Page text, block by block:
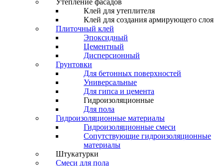
Утепление фасадов
Клей для утеплителя
Клей для создания армирующего слоя
Плиточный клей
Эпоксидный
Цементный
Дисперсионный
Грунтовки
Для бетонных поверхностей
Универсальные
Для гипса и цемента
Гидроизоляционные
Для пола
Гидроизоляционные материалы
Гидроизоляционные смеси
Сопутствующие гидроизоляционные
материалы
Штукатурки
Смеси для пола